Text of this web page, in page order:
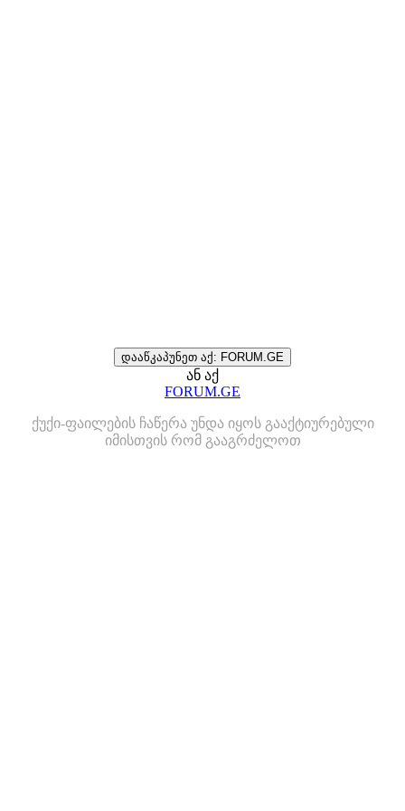
დააწკაპუნეთ აქ: FORUM.GE
ან აქ
FORUM.GE
ქუქი-ფაილების ჩაწერა უნდა იყოს გააქტიურებული
იმისთვის რომ გააგრძელოთ